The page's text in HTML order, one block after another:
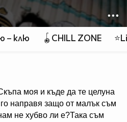
– клю 🪀CHILL ZONE
моя и къде да те целуна
го направя защо от малък съм
не хубво ли e?Така съм